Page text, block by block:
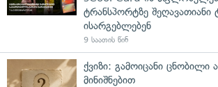
ტრანსპორტზე
ისარგებლებენ
9 საათის წინ
ქვიზი: გამოიცანი ცნობილი
მინიშნებით